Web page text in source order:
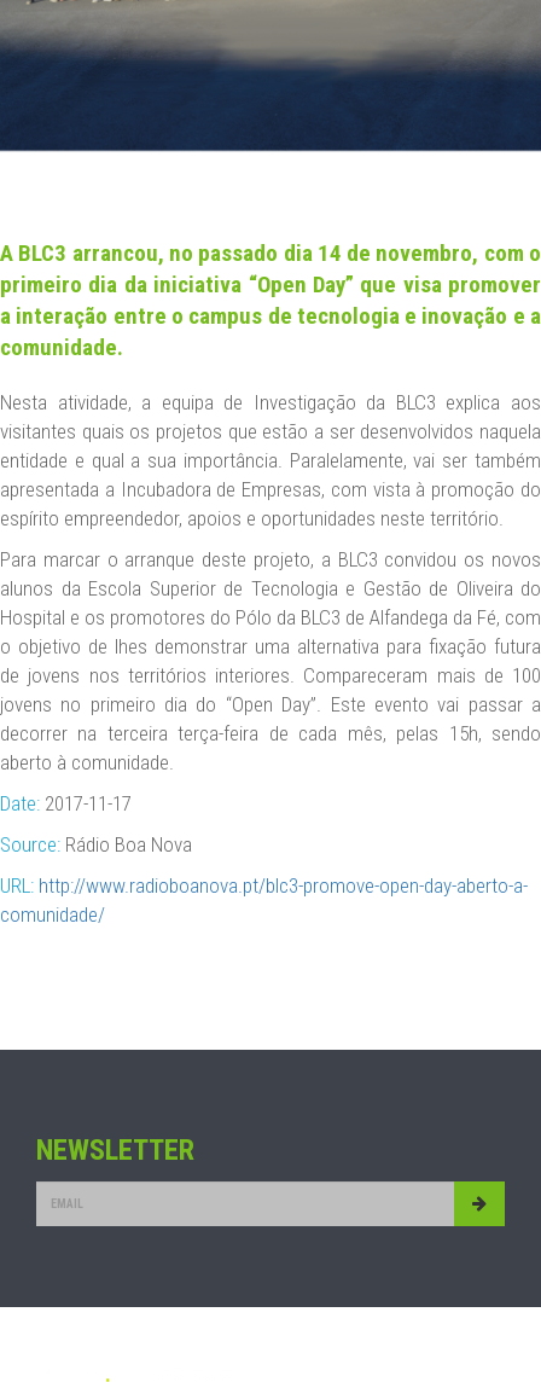
LEGAL NOTICE
A BLC3 arrancou, no passado dia 14 de novembro, com o
primeiro dia da iniciativa “Open Day” que visa promover
a interação entre o campus de tecnologia e inovação e a
comunidade.
Nesta atividade, a equipa de Investigação da BLC3 explica aos
visitantes quais os projetos que estão a ser desenvolvidos naquela
entidade e qual a sua importância. Paralelamente, vai ser também
apresentada a Incubadora de Empresas, com vista à promoção do
espírito empreendedor, apoios e oportunidades neste território.
Para marcar o arranque deste projeto, a BLC3 convidou os novos
alunos da Escola Superior de Tecnologia e Gestão de Oliveira do
Hospital e os promotores do Pólo da BLC3 de Alfandega da Fé, com
o objetivo de lhes demonstrar uma alternativa para fixação futura
de jovens nos territórios interiores. Compareceram mais de 100
jovens no primeiro dia do “Open Day”. Este evento vai passar a
decorrer na terceira terça-feira de cada mês, pelas 15h, sendo
aberto à comunidade.
Date: 2017-11-17
Source: Rádio Boa Nova
URL: http://www.radioboanova.pt/blc3-promove-open-day-aberto-a-
comunidade/
NEWSLETTER
Submit